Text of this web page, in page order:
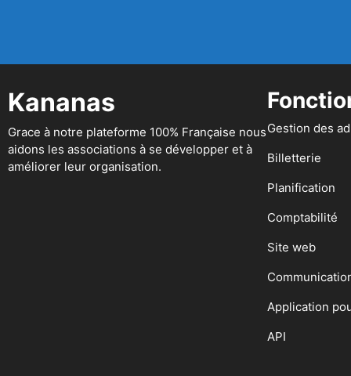
Kananas
Grace à notre plateforme 100% Française nous
aidons les associations à se développer et à
améliorer leur organisation.
Gestion des
Billetterie
Planification
Comptabilité
Site web
Application
API